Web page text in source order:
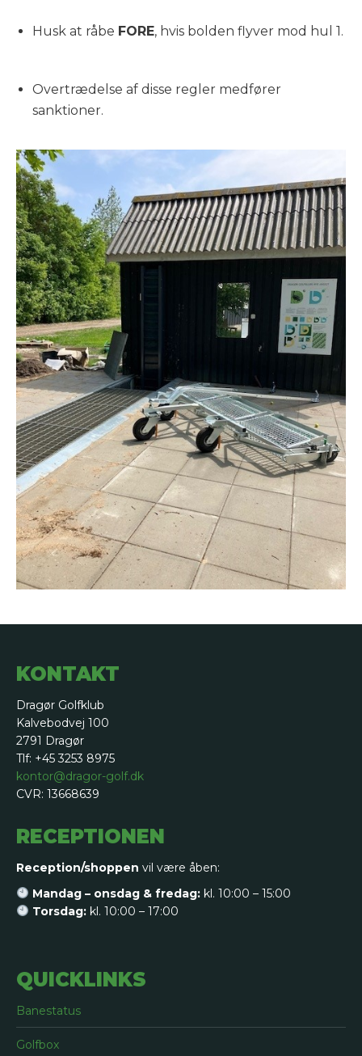
Husk at råbe FORE, hvis bolden flyver mod hul 1.
Overtrædelse af disse regler medfører
sanktioner.
KONTAKT
Dragør Golfklub
Kalvebodvej 100
2791 Dragør
Tlf: +45 3253 8975
kontor@dragor-golf.dk
CVR: 13668639
RECEPTIONEN
Reception/shoppen vil være åben:
Mandag – onsdag & fredag:kl. 10:00 – 15:00
Torsdag:kl. 10:00 – 17:00
QUICKLINKS
Banestatus
Golfbox